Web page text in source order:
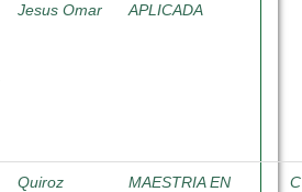
Jesus Omar
APLICADA
Quiroz
MAESTRIA EN